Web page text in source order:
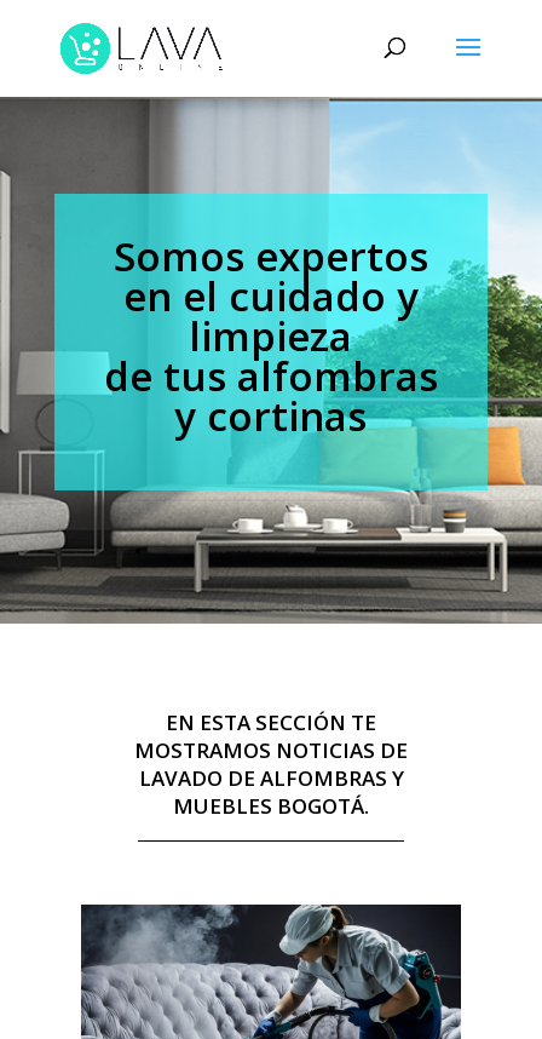
Somos expertos
en el cuidado y
limpieza
de tus alfombras
y cortinas
EN ESTA SECCIÓN TE
MOSTRAMOS NOTICIAS DE
LAVADO DE ALFOMBRAS Y
MUEBLES BOGOTÁ.